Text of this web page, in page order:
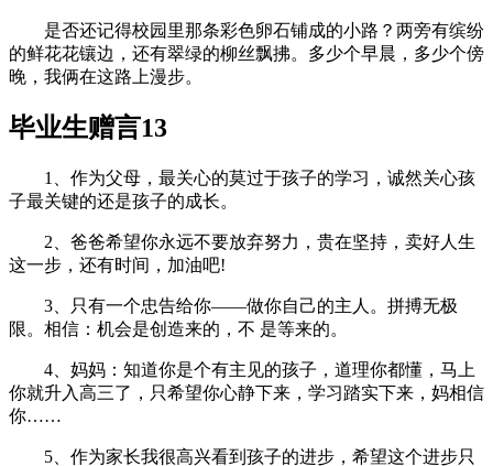
是否还记得校园里那条彩色卵石铺成的小路？两旁有缤纷
的鲜花花镶边，还有翠绿的柳丝飘拂。多少个早晨，多少个傍
晚，我俩在这路上漫步。
毕业生赠言13
1、作为父母，最关心的莫过于孩子的学习，诚然关心孩
子最关键的还是孩子的成长。
2、爸爸希望你永远不要放弃努力，贵在坚持，卖好人生
这一步，还有时间，加油吧!
3、只有一个忠告给你——做你自己的主人。拼搏无极
限。相信：机会是创造来的，不 是等来的。
4、妈妈：知道你是个有主见的孩子，道理你都懂，马上
你就升入高三了，只希望你心静下来，学习踏实下来，妈相信
你……
5、作为家长我很高兴看到孩子的进步，希望这个进步只